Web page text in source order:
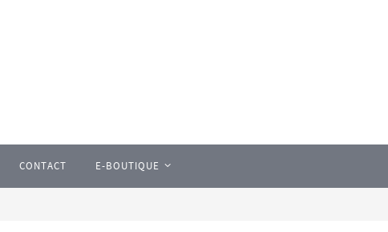
CONTACT E-BOUTIQUE